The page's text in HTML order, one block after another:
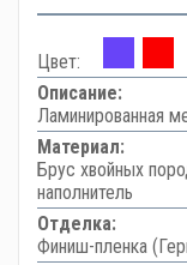
Цвет:
Описание:
Ламинированная
Материал:
Брус хвойных
наполнитель
Отделка:
Финиш-пленка